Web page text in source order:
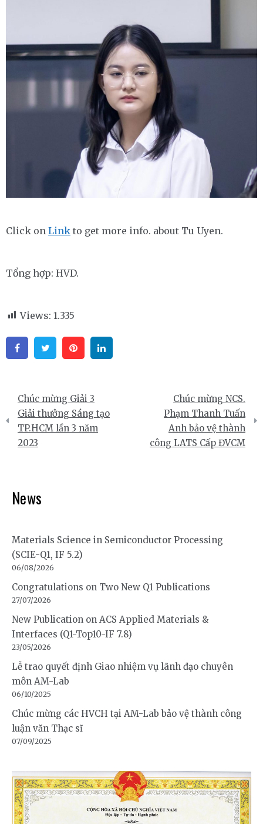
Click on Link to get more info. about Tu Uyen.
Tổng hợp: HVD.
Views: 1.335
FacebookTwitter Pinterest
Điều
hướng
bài
Chúc mừng Giải 3
Giải thưởng Sáng tạo
TP.HCM lần 3 năm
2023
Chúc mừng NCS.
Phạm Thanh Tuấn
Anh bảo vệ thành
công LATS Cấp ĐVCM
News
Materials Science in Semiconductor Processing
(SCIE-Q1, IF 5.2)
06/08/2026
Congratulations on Two New Q1 Publications
27/07/2026
New Publication on ACS Applied Materials &
Interfaces (Q1-Top10-IF 7.8)
23/05/2026
Lễ trao quyết định Giao nhiệm vụ lãnh đạo chuyên
môn AM-Lab
06/10/2025
Chúc mừng các HVCH tại AM-Lab bảo vệ thành công
luận văn Thạc sĩ
07/09/2025